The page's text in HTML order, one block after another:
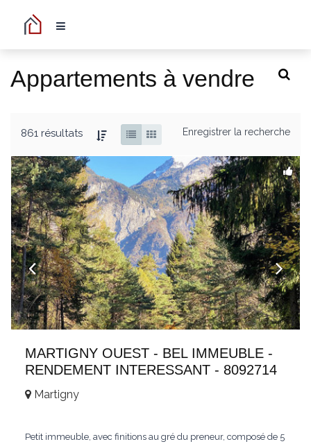
Appartements à vendre
861 résultats Enregistrer la recherche
MARTIGNY OUEST - BEL IMMEUBLE -
RENDEMENT INTERESSANT - 8092714
Martigny
Petit immeuble, avec finitions au gré du preneur, composé de 5